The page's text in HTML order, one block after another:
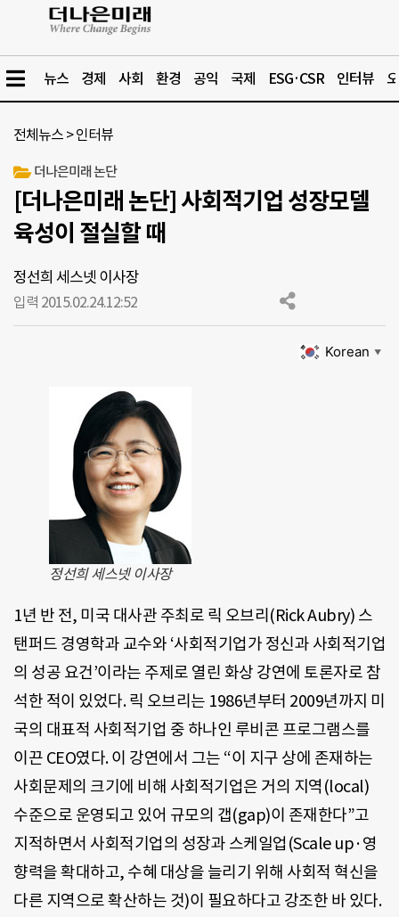
뉴스 경제 사회 환경 공익 국제 ESG·CSR 인터뷰
전체뉴스 >인터뷰
더나은미래 논단
[더나은미래 논단] 사회적기업 성장모델
육성이 절실할 때
정선희 세스넷 이사장
입력 2015.02.24.12:52
Korean ▼
정선희 세스넷 이사장
1년 반 전, 미국 대사관 주최로 릭 오브리(Rick Aubry) 스
탠퍼드 경영학과 교수와 ‘사회적기업가 정신과 사회적기업
의 성공 요건’이라는 주제로 열린 화상 강연에 토론자로 참
석한 적이 있었다. 릭 오브리는 1986년부터 2009년까지 미
국의 대표적 사회적기업 중 하나인 루비콘 프로그램스를
이끈 CEO였다. 이 강연에서 그는 “이 지구 상에 존재하는
사회문제의 크기에 비해 사회적기업은 거의 지역(local)
수준으로 운영되고 있어 규모의 갭(gap)이 존재한다”고
지적하면서 사회적기업의 성장과 스케일업(Scale up·영
향력을 확대하고, 수혜 대상을 늘리기 위해 사회적 혁신을
다른 지역으로 확산하는 것)이 필요하다고 강조한 바 있다.